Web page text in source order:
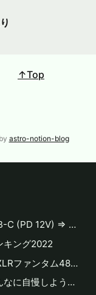
↑Top
astro-notion-blog
Sound Devices MixPre10-II向けのUSB-C (PD 12V) ⇒ Hirose 4-pin DC出力のケーブルを作る
キング2022
BUB BU-48Vなるプラグインパワー→XLRファンタム48V変換アダプタ
めでたいマスコットキャラを作ってみんなに自慢しよう【着ぐるみ編】